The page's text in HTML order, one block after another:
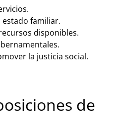
familiar.
disponibles.
la justicia social.
de